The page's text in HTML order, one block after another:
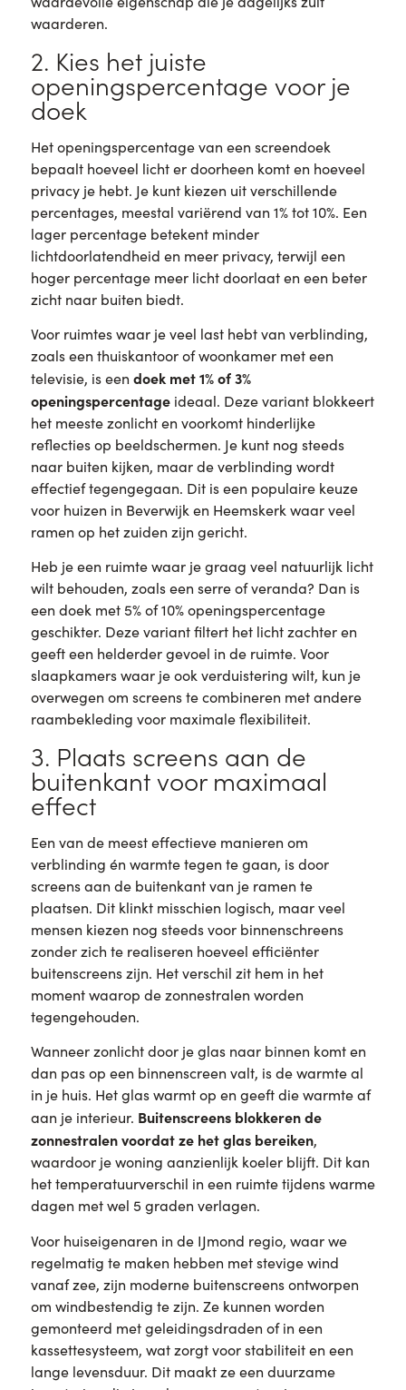
waarderen.
2. Kies het juiste
openingspercentage voor je
doek
Het openingspercentage van een screendoek
bepaalt hoeveel licht er doorheen komt en hoeveel
privacy je hebt. Je kunt kiezen uit verschillende
percentages, meestal variërend van 1% tot 10%. Een
lager percentage betekent minder
lichtdoorlatendheid en meer privacy, terwijl een
hoger percentage meer licht doorlaat en een beter
zicht naar buiten biedt.
Voor ruimtes waar je veel last hebt van verblinding,
zoals een thuiskantoor of woonkamer met een
televisie, is een doek met 1% of 3%
openingspercentageideaal. Deze variant blokkeert
het meeste zonlicht en voorkomt hinderlijke
reflecties op beeldschermen. Je kunt nog steeds
naar buiten kijken, maar de verblinding wordt
effectief tegengegaan. Dit is een populaire keuze
voor huizen in Beverwijk en Heemskerk waar veel
ramen op het zuiden zijn gericht.
Heb je een ruimte waar je graag veel natuurlijk licht
wilt behouden, zoals een serre of veranda? Dan is
een doek met 5% of 10% openingspercentage
geschikter. Deze variant filtert het licht zachter en
geeft een helderder gevoel in de ruimte. Voor
slaapkamers waar je ook verduistering wilt, kun je
overwegen om screens te combineren met andere
raambekleding voor maximale flexibiliteit.
3. Plaats screens aan de
buitenkant voor maximaal
effect
Een van de meest effectieve manieren om
verblinding én warmte tegen te gaan, is door
screens aan de buitenkant van je ramen te
plaatsen. Dit klinkt misschien logisch, maar veel
mensen kiezen nog steeds voor binnenschreens
zonder zich te realiseren hoeveel efficiënter
buitenscreens zijn. Het verschil zit hem in het
moment waarop de zonnestralen worden
tegengehouden.
Wanneer zonlicht door je glas naar binnen komt en
dan pas op een binnenscreen valt, is de warmte al
in je huis. Het glas warmt op en geeft die warmte af
aan je interieur. Buitenscreens blokkeren de
zonnestralen voordat ze het glas bereiken,
waardoor je woning aanzienlijk koeler blijft. Dit kan
het temperatuurverschil in een ruimte tijdens warme
dagen met wel 5 graden verlagen.
Voor huiseigenaren in de IJmond regio, waar we
regelmatig te maken hebben met stevige wind
vanaf zee, zijn moderne buitenscreens ontworpen
om windbestendig te zijn. Ze kunnen worden
gemonteerd met geleidingsdraden of in een
kassettesysteem, wat zorgt voor stabiliteit en een
lange levensduur. Dit maakt ze een duurzame